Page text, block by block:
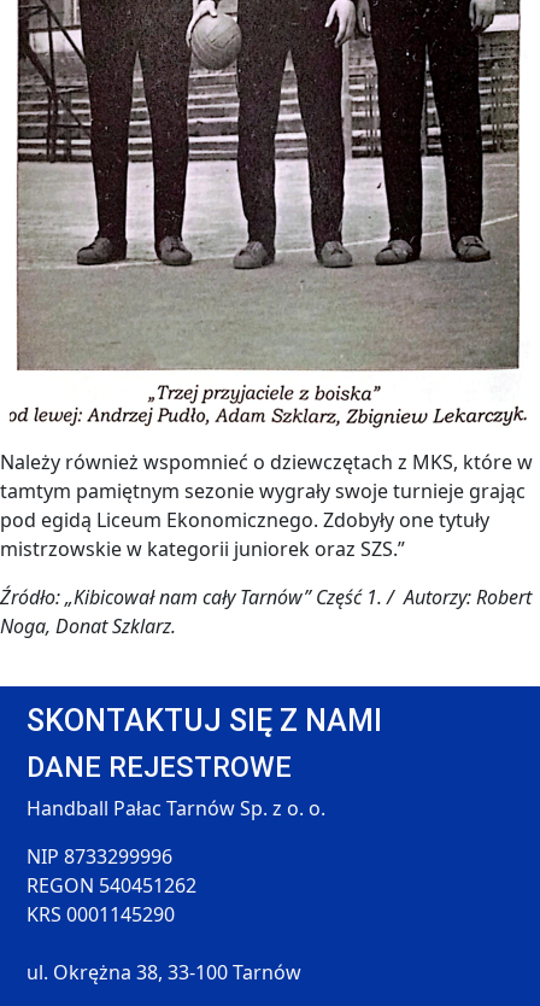
Należy również wspomnieć o dziewczętach z MKS, które w
tamtym pamiętnym sezonie wygrały swoje turnieje grając
pod egidą Liceum Ekonomicznego. Zdobyły one tytuły
mistrzowskie w kategorii juniorek oraz SZS.”
Źródło: „Kibicował nam cały Tarnów” Część 1. / Autorzy: Robert
Noga, Donat Szklarz.
SKONTAKTUJ SIĘ Z NAMI
DANE REJESTROWE
Handball Pałac Tarnów Sp. z o. o.
NIP 8733299996
REGON 540451262
KRS 0001145290
ul. Okrężna 38, 33-100 Tarnów